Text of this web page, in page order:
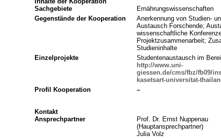
Sachgebiete
Ernährungswissenschaften
Gegenstände der Kooperation
Anerkennung von Studien-
Austausch Forschende;
wissenschaftliche
Projektzusammenarbeit;
Studieninhalte
Einzelprojekte
Studentenaustausch im
http://www.uni-
giessen.de/cms/fbz/fb09/
kasetsart-universitat-
Profil Kooperation
–
Kontakt
Ansprechpartner
Prof. Dr. Ernst Nuppenau
(Hauptansprechpartner)
Julia Volz